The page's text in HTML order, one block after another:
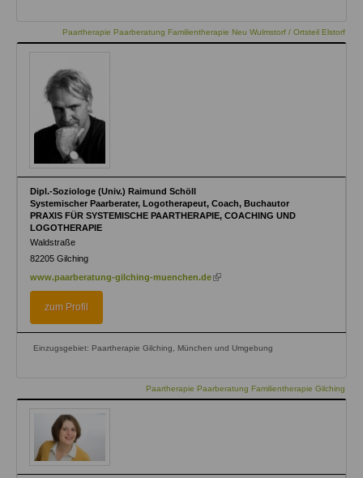
Paartherapie Paarberatung Familientherapie Neu Wulmstorf / Ortsteil Elstorf
Dipl.-Soziologe (Univ.) Raimund Schöll
Systemischer Paarberater, Logotherapeut, Coach, Buchautor
PRAXIS FÜR SYSTEMISCHE PAARTHERAPIE, COACHING UND
LOGOTHERAPIE
Waldstraße
82205 Gilching
www.paarberatung-gilching-muenchen.de (link
zum Profil
Einzugsgebiet: Paartherapie Gilching, München und Umgebung
Paartherapie Paarberatung Familientherapie Gilching